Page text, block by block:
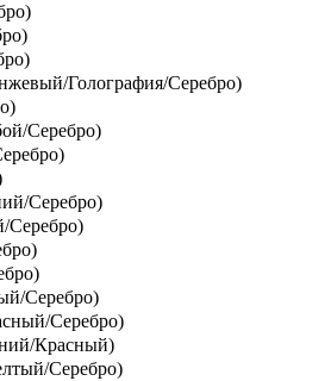
Голография/Серебро)
Серебро)
Серебро)
Серебро)
Серебро)
Серебро)
Красный)
Серебро)